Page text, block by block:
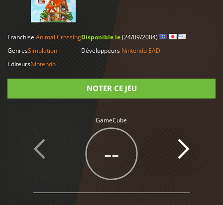
LIRE PLUS
FranchiseAnimal Crossing
GenresSimulation
EditeursNintendo
Disponible le(24/09/2004)
Développeurs Nintendo EAD
NOTER CE JEU
GameCube
--